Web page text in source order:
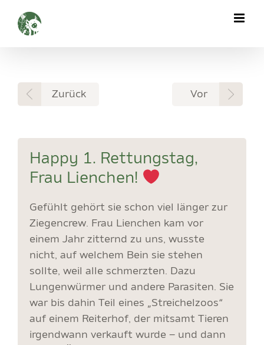
Inhalt
Zurück Vor
Happy 1. Rettungstag,
Frau Lienchen!
Gefühlt gehört sie schon viel länger zur
Ziegencrew. Frau Lienchen kam vor
einem Jahr zitternd zu uns, wusste
nicht, auf welchem Bein sie stehen
sollte, weil alle schmerzten. Dazu
Lungenwürmer und andere Parasiten. Sie
war bis dahin Teil eines „Streichelzoos“
auf einem Reiterhof, der mitsamt Tieren
irgendwann verkauft wurde – und dann